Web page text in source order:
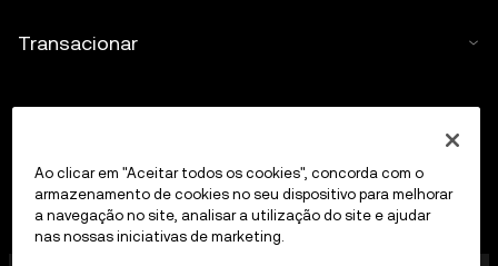
Transacionar
Ao clicar em "Aceitar todos os cookies", concorda com o
armazenamento de cookies no seu dispositivo para melhorar
a navegação no site, analisar a utilização do site e ajudar
nas nossas iniciativas de marketing.